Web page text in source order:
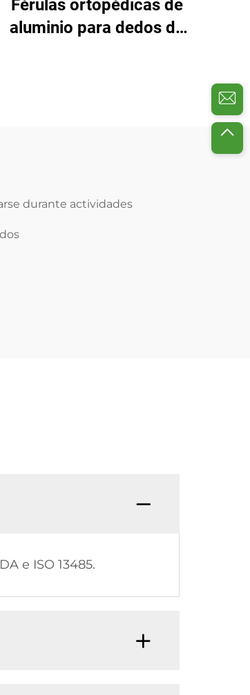
Férulas ortopédicas de
aluminio para dedos de
durante actividades
e ISO 13485.